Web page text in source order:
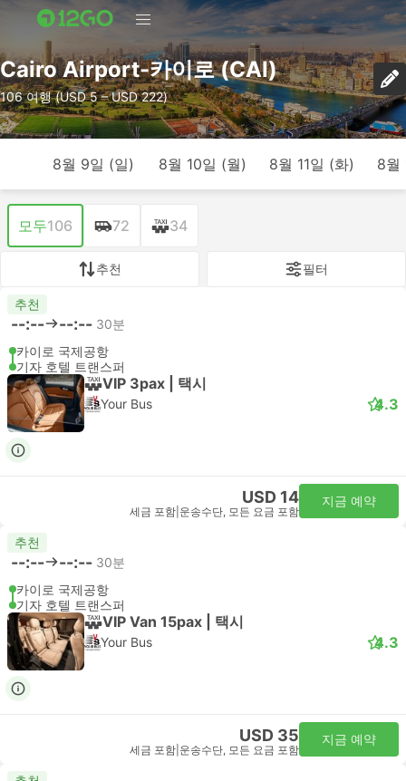
Cairo Airport-카이로 (CAI)
106 여행 (USD 5 – USD 222)
8월 9일 (일) 8월 10일 (월) 8월 11일 (화) 8월
모두106 72 34
추천 필터
추천
--:-- --:-- 30분
카이로 국제공항
기자 호텔 트랜스퍼
VIP 3pax | 택시
Your Bus 4.3
USD 14
세금 포함 운송수단, 모든 요금 포함
지금 예약
추천
--:-- --:-- 30분
카이로 국제공항
기자 호텔 트랜스퍼
VIP Van 15pax | 택시
Your Bus 4.3
USD 35
세금 포함 운송수단, 모든 요금 포함
지금 예약